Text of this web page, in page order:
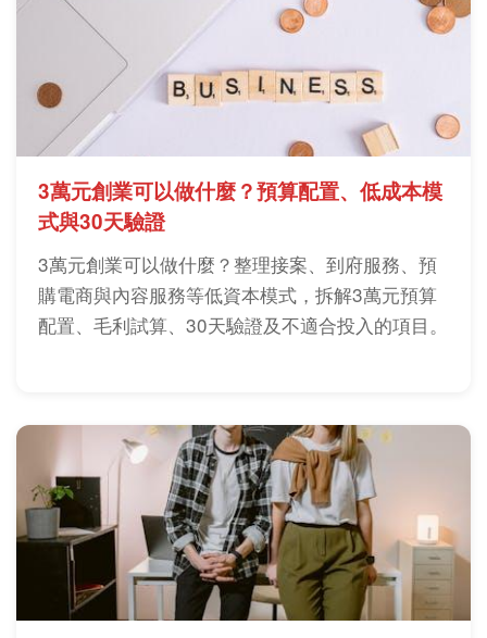
3萬元創業可以做什麼？預算配置、低成本模
式與30天驗證
3萬元創業可以做什麼？整理接案、到府服務、預
購電商與內容服務等低資本模式，拆解3萬元預算
配置、毛利試算、30天驗證及不適合投入的項目。